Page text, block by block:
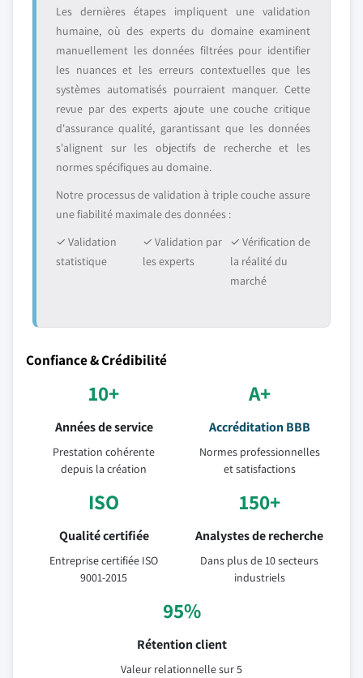
Les dernières étapes impliquent une validation
humaine, où des experts du domaine examinent
manuellement les données filtrées pour identifier
les nuances et les erreurs contextuelles que les
systèmes automatisés pourraient manquer. Cette
revue par des experts ajoute une couche critique
d'assurance qualité, garantissant que les données
s'alignent sur les objectifs de recherche et les
normes spécifiques au domaine.
Notre processus de validation à triple couche assure
une fiabilité maximale des données :
✓ Validation
statistique
✓ Validation par
les experts
✓ Vérification de
la réalité du
marché
Confiance & Crédibilité
10+
Années de service
Prestation cohérente
depuis la création
A+
Accréditation BBB
Normes professionnelles
et satisfactions
ISO
Qualité certifiée
Entreprise certifiée ISO
9001-2015
150+
Analystes de recherche
Dans plus de 10 secteurs
industriels
95%
Rétention client
Valeur relationnelle sur 5